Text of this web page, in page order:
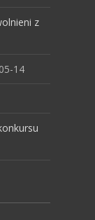
z
14